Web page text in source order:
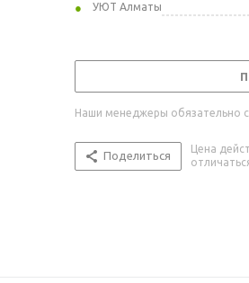
УЮТ Алматы
Наши менеджеры обязательно
Поделиться
Цена